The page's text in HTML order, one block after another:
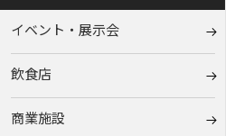
イベント‧展⽰会
飲⾷店
商業施設